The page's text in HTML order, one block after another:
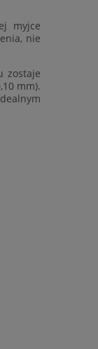
myjce
nie
zostaje
mm).